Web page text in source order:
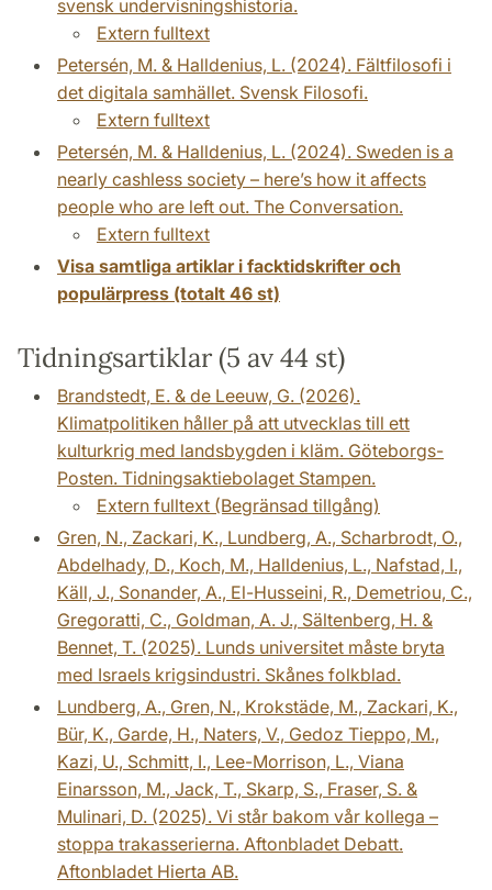
svensk undervisningshistoria.
Extern fulltext
Petersén, M. & Halldenius, L. (2024). Fältfilosofi i
det digitala samhället. Svensk Filosofi.
Extern fulltext
Petersén, M. & Halldenius, L. (2024). Sweden is a
nearly cashless society – here’s how it affects
people who are left out. The Conversation.
Extern fulltext
Visa samtliga artiklar i facktidskrifter och
populärpress (totalt 46 st)
Tidningsartiklar (5 av 44 st)
Brandstedt, E. & de Leeuw, G. (2026).
Klimatpolitiken håller på att utvecklas till ett
kulturkrig med landsbygden i kläm. Göteborgs-
Posten. Tidningsaktiebolaget Stampen.
Extern fulltext (Begränsad tillgång)
Gren, N., Zackari, K., Lundberg, A., Scharbrodt, O.,
Abdelhady, D., Koch, M., Halldenius, L., Nafstad, I.,
Käll, J., Sonander, A., El-Husseini, R., Demetriou, C.,
Gregoratti, C., Goldman, A. J., Sältenberg, H. &
Bennet, T. (2025). Lunds universitet måste bryta
med Israels krigsindustri. Skånes folkblad.
Lundberg, A., Gren, N., Krokstäde, M., Zackari, K.,
Bür, K., Garde, H., Naters, V., Gedoz Tieppo, M.,
Kazi, U., Schmitt, I., Lee-Morrison, L., Viana
Einarsson, M., Jack, T., Skarp, S., Fraser, S. &
Mulinari, D. (2025). Vi står bakom vår kollega –
stoppa trakasserierna. Aftonbladet Debatt.
Aftonbladet Hierta AB.